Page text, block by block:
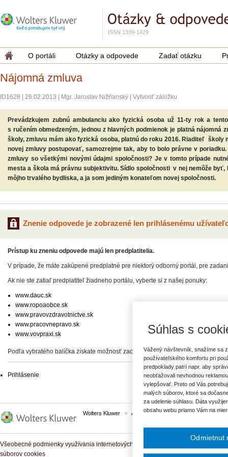
ISSN 1339-1429
O portáli Otázky a odpovede Zadať otázku
Nájomná zmluva
ID1628 26.02.2013 Mgr. Jaroslav Nižňanský Vytvoriť záložku
Prevádzkujem zubnú ambulanciu ako fyzická osoba už 11-ty rok a
s ručením obmedzeným, jednou z hlavných podmienok je platná nájomná
školy, zmluvu mám ako fyzická osoba, platnú do roku 2016. Riaditeľ školy
novej zmluvy postupovať, samozrejme tak, aby to bolo právne v
zmluvy so všetkými novými údajmi spoločnosti? Je v tomto prípade
mesta a škola má právnu subjektivitu. Sídlo spoločnosti v nej nemôže byť,
môjho trvalého bydliska, a ja som jediným konateľom novej spoločnosti.
Znenie odpovede je zobrazené len prihlásenému
Prístup ku zneniu odpovede majú len predplatitelia.
V prípade, že máte zakúpené predplatné pre niektorý odborný portál, pre
Ak nie ste zatiaľ predplatiteľ žiadneho portálu, vyberte si z našej ponuky:
www.dauc.sk
www.ropoaobce.sk
www.pravovzdravotnictve.sk
www.pracovnepravo.sk
www.vovpraxi.sk
Podľa vybratého balíčka získate možnosť zadať svoje otázky, prípadne prístup
Prihlásenie
Wolters Kluwer ASPI Komplexné právne predpisy
Všeobecné podmienky využívania internetových služieb a komunitných portálov
súborov cookies
Súhlas s
Vážený návštevník, snažíme sa
používateľského komfortu pri
predpoklady patrí napr. aby
neobťažovali nevhodnou
vylepšovať. Preto od Vás
malých súborov, ktoré sa
za udelenie súhlasu. Dáta
obsahu webu priamo Vám na
Odmietnut